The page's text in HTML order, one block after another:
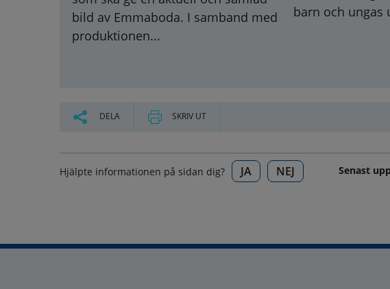
bild av Emmaboda. I samband med
produktionen...
barn och ungas
DELA SKRIV UT
Senast
Hjälpte informationen på sidan dig? JA NEJ